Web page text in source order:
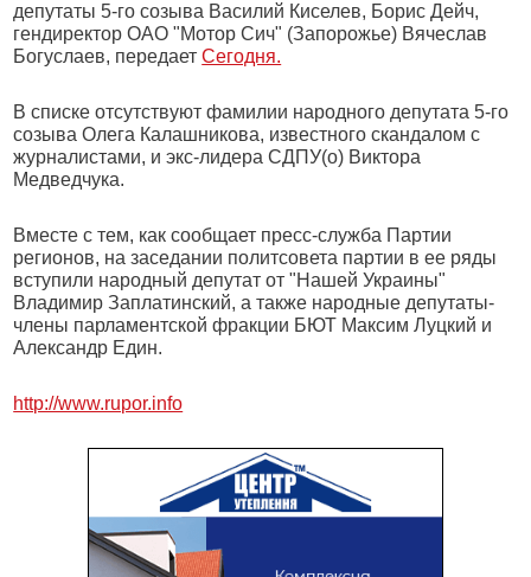
депутаты 5-го созыва Василий Киселев, Борис Дейч,
гендиректор ОАО "Мотор Сич" (Запорожье) Вячеслав
Богуслаев, передаетСегодня.
В списке отсутствуют фамилии народного депутата 5-го
созыва Олега Калашникова, известного скандалом с
журналистами, и экс-лидера СДПУ(о) Виктора
Медведчука.
Вместе с тем, как сообщает пресс-служба Партии
регионов, на заседании политсовета партии в ее ряды
вступили народный депутат от "Нашей Украины"
Владимир Заплатинский, а также народные депутаты-
члены парламентской фракции БЮТ Максим Луцкий и
Александр Един.
http://www.rupor.info